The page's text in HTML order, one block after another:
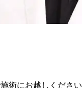
術にお越しください